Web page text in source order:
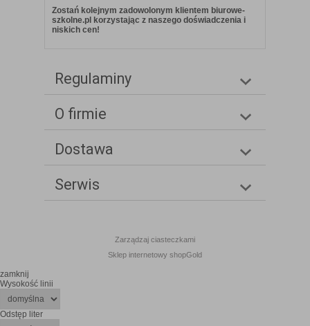
Zostań kolejnym zadowolonym klientem biurowe-
szkolne.pl korzystając z naszego doświadczenia i
niskich cen!
Regulaminy
O firmie
Dostawa
Serwis
Zarządzaj ciasteczkami
Sklep internetowy shopGold
zamknij
Wysokość linii
Odstęp liter